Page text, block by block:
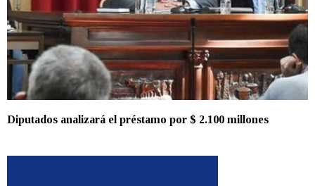
Diputados analizará el préstamo por $ 2.100 millones